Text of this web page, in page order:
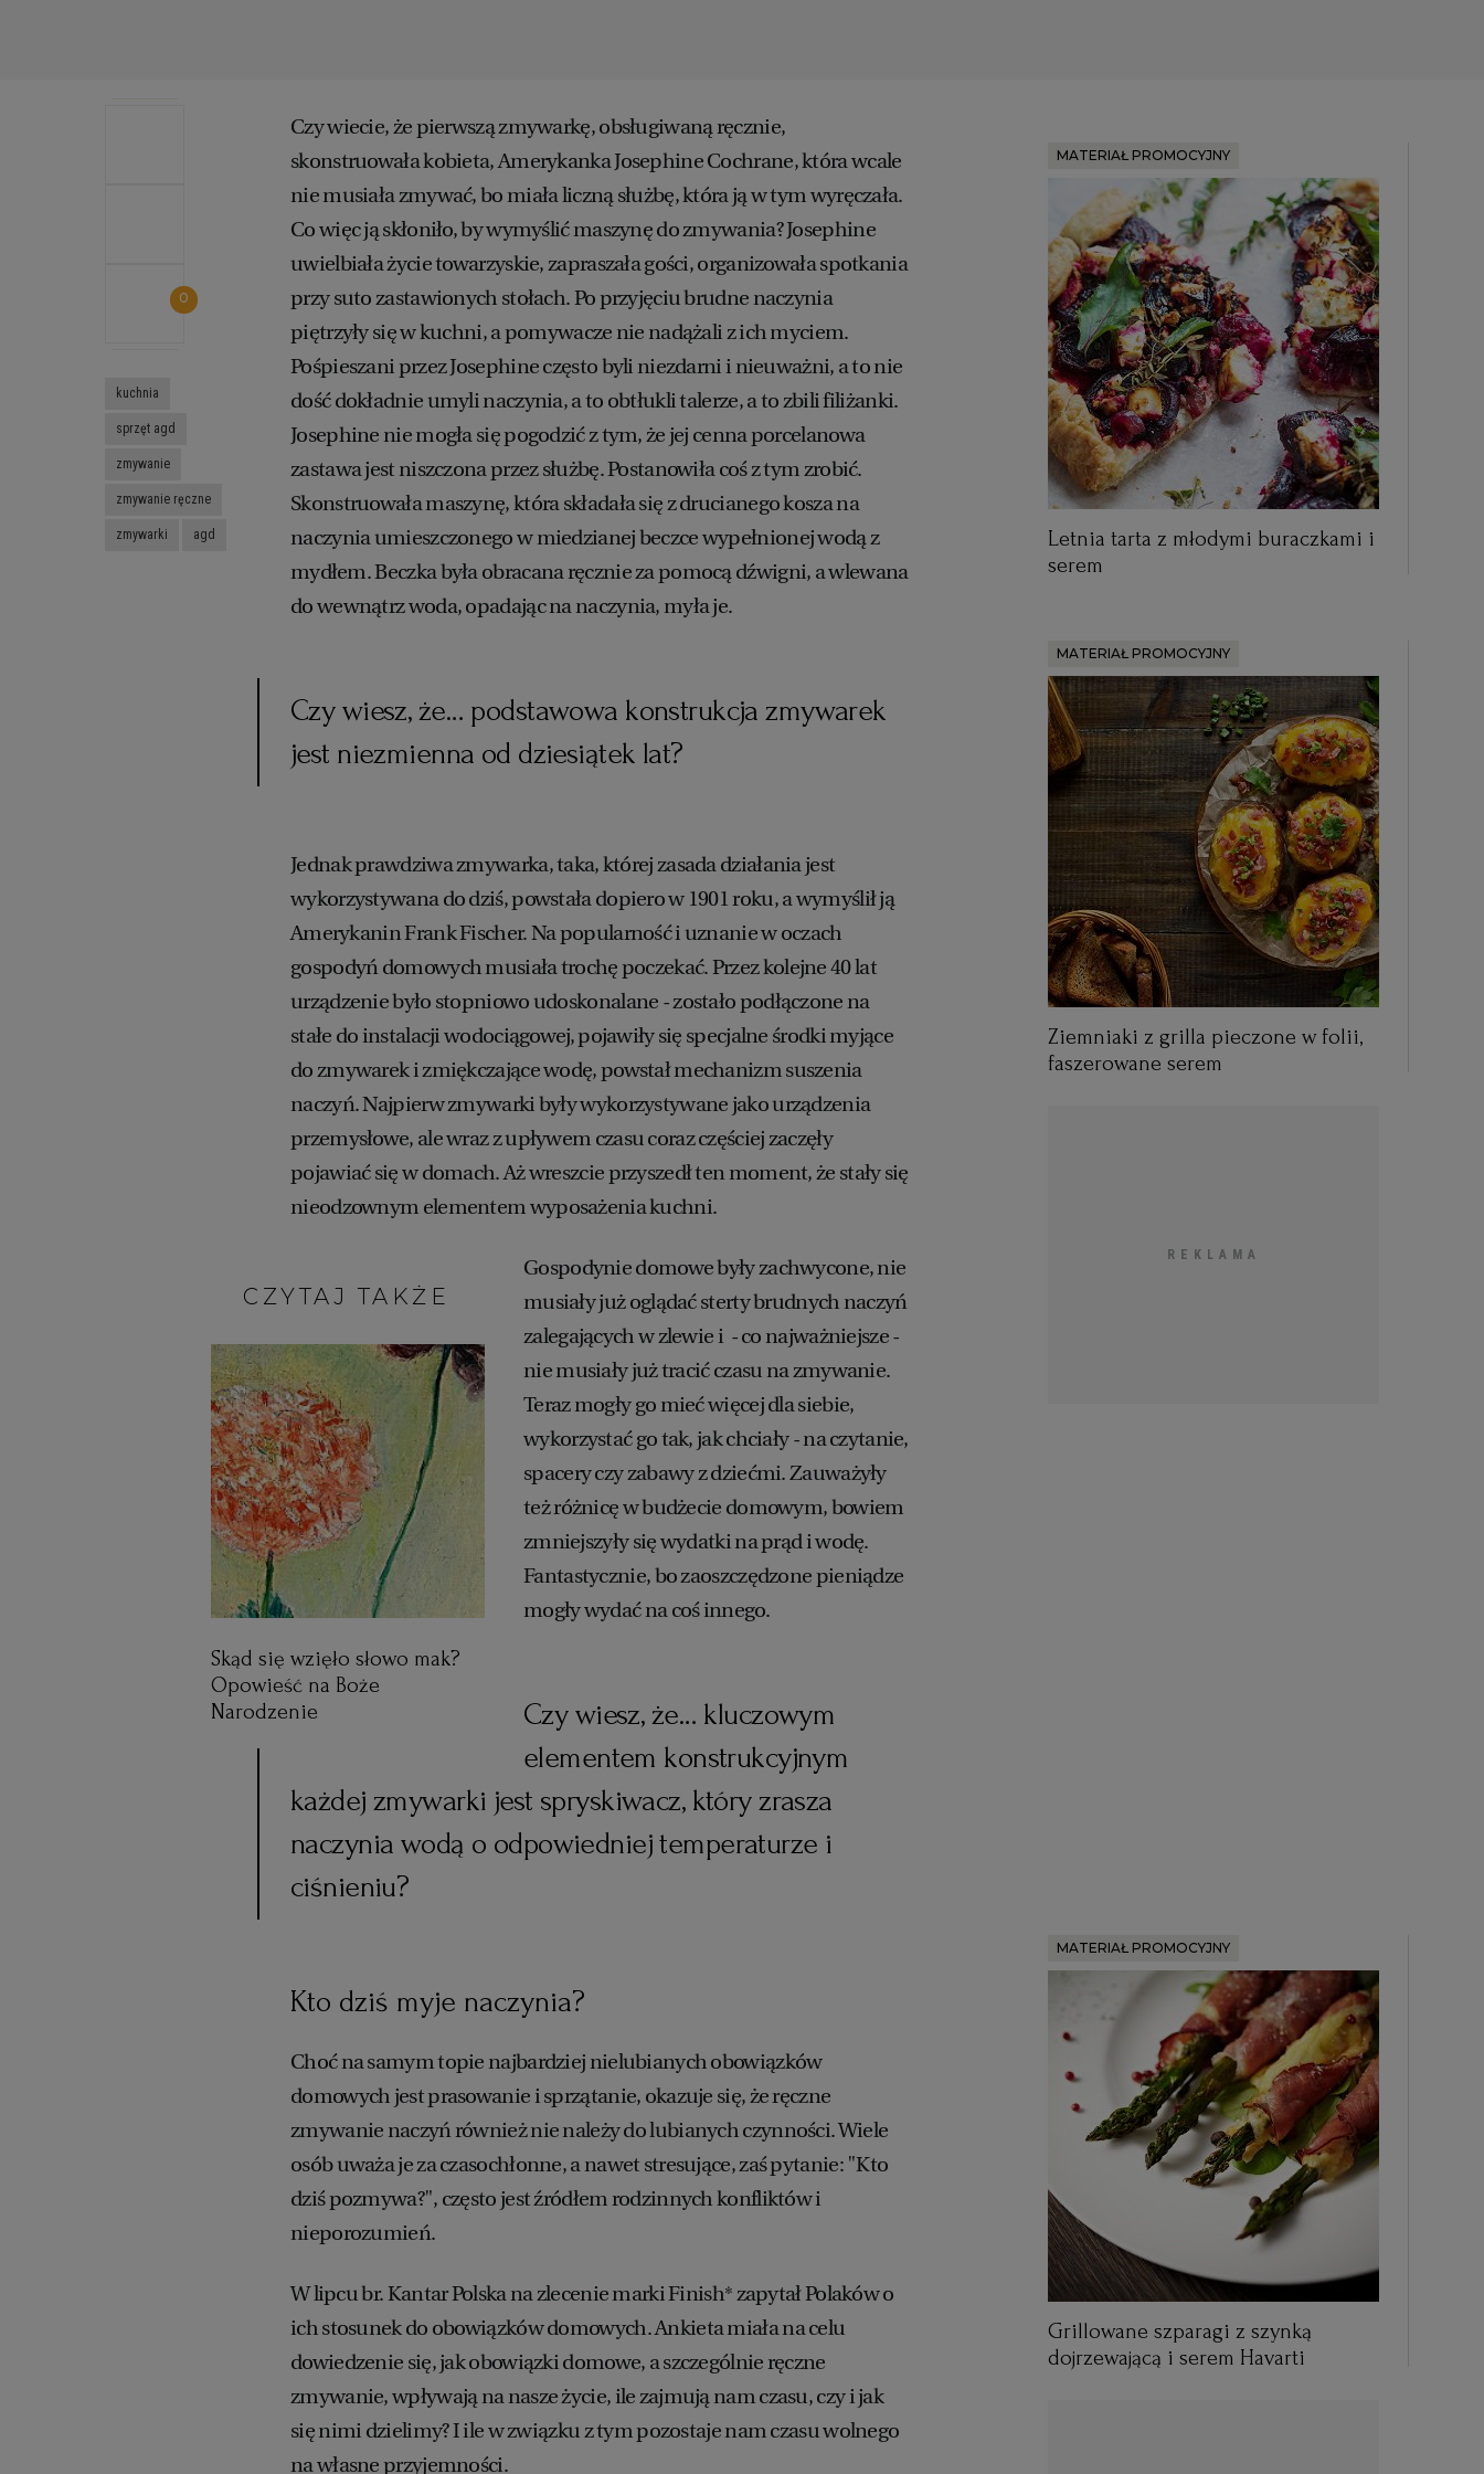
Czy wiecie, że pierwszą zmywarkę, obsługiwaną ręcznie,
skonstruowała kobieta, Amerykanka Josephine Cochrane, która wcale
nie musiała zmywać, bo miała liczną służbę, która ją w tym wyręczała.
Co więc ją skłoniło, by wymyślić maszynę do zmywania? Josephine
uwielbiała życie towarzyskie, zapraszała gości, organizowała spotkania
przy suto zastawionych stołach. Po przyjęciu brudne naczynia
piętrzyły się w kuchni, a pomywacze nie nadążali z ich myciem.
Pośpieszani przez Josephine często byli niezdarni i nieuważni, a to nie
dość dokładnie umyli naczynia, a to obtłukli talerze, a to zbili filiżanki.
Josephine nie mogła się pogodzić z tym, że jej cenna porcelanowa
zastawa jest niszczona przez służbę. Postanowiła coś z tym zrobić.
Skonstruowała maszynę, która składała się z drucianego kosza na
naczynia umieszczonego w miedzianej beczce wypełnionej wodą z
mydłem. Beczka była obracana ręcznie za pomocą dźwigni, a wlewana
do wewnątrz woda, opadając na naczynia, myła je.
Czy wiesz, że… podstawowa konstrukcja zmywarek
jest niezmienna od dziesiątek lat?
Jednak prawdziwa zmywarka, taka, której zasada działania jest
wykorzystywana do dziś, powstała dopiero w 1901 roku, a wymyślił ją
Amerykanin Frank Fischer. Na popularność i uznanie w oczach
gospodyń domowych musiała trochę poczekać. Przez kolejne 40 lat
urządzenie było stopniowo udoskonalane - zostało podłączone na
stałe do instalacji wodociągowej, pojawiły się specjalne środki myjące
do zmywarek i zmiękczające wodę, powstał mechanizm suszenia
naczyń. Najpierw zmywarki były wykorzystywane jako urządzenia
przemysłowe, ale wraz z upływem czasu coraz częściej zaczęły
pojawiać się w domach. Aż wreszcie przyszedł ten moment, że stały się
nieodzownym elementem wyposażenia kuchni.
CZYTAJ TAKŻE:
Skąd się wzięło słowo mak?
Opowieść na Boże
Narodzenie
Gospodynie domowe były zachwycone, nie
musiały już oglądać sterty brudnych naczyń
zalegających w zlewie i - co najważniejsze -
nie musiały już tracić czasu na zmywanie.
Teraz mogły go mieć więcej dla siebie,
wykorzystać go tak, jak chciały - na czytanie,
spacery czy zabawy z dziećmi. Zauważyły
też różnicę w budżecie domowym, bowiem
zmniejszyły się wydatki na prąd i wodę.
Fantastycznie, bo zaoszczędzone pieniądze
mogły wydać na coś innego.
Czy wiesz, że… kluczowym
elementem konstrukcyjnym
każdej zmywarki jest spryskiwacz, który zrasza
naczynia wodą o odpowiedniej temperaturze i
ciśnieniu?
Kto dziś myje naczynia?
Choć na samym topie najbardziej nielubianych obowiązków
domowych jest prasowanie i sprzątanie, okazuje się, że ręczne
zmywanie naczyń również nie należy do lubianych czynności. Wiele
osób uważa je za czasochłonne, a nawet stresujące, zaś pytanie: "Kto
dziś pozmywa?", często jest źródłem rodzinnych konfliktów i
nieporozumień.
W lipcu br. Kantar Polska na zlecenie marki Finish* zapytał Polaków o
ich stosunek do obowiązków domowych. Ankieta miała na celu
dowiedzenie się, jak obowiązki domowe, a szczególnie ręczne
zmywanie, wpływają na nasze życie, ile zajmują nam czasu, czy i jak
się nimi dzielimy? I ile w związku z tym pozostaje nam czasu wolnego
na własne przyjemności.
0
kuchnia
sprzęt agd
zmywanie
zmywanie ręczne
zmywarki agd
MATERIAŁ PROMOCYJNY
Letnia tarta z młodymi buraczkami i
serem
MATERIAŁ PROMOCYJNY
Ziemniaki z grilla pieczone w folii,
faszerowane serem
MATERIAŁ PROMOCYJNY
Grillowane szparagi z szynką
dojrzewającą i serem Havarti